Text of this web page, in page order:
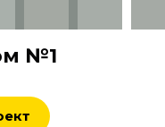
№1